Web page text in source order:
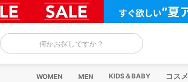
何かお探しですか？
WOMEN MEN KIDS＆BABY コスメ